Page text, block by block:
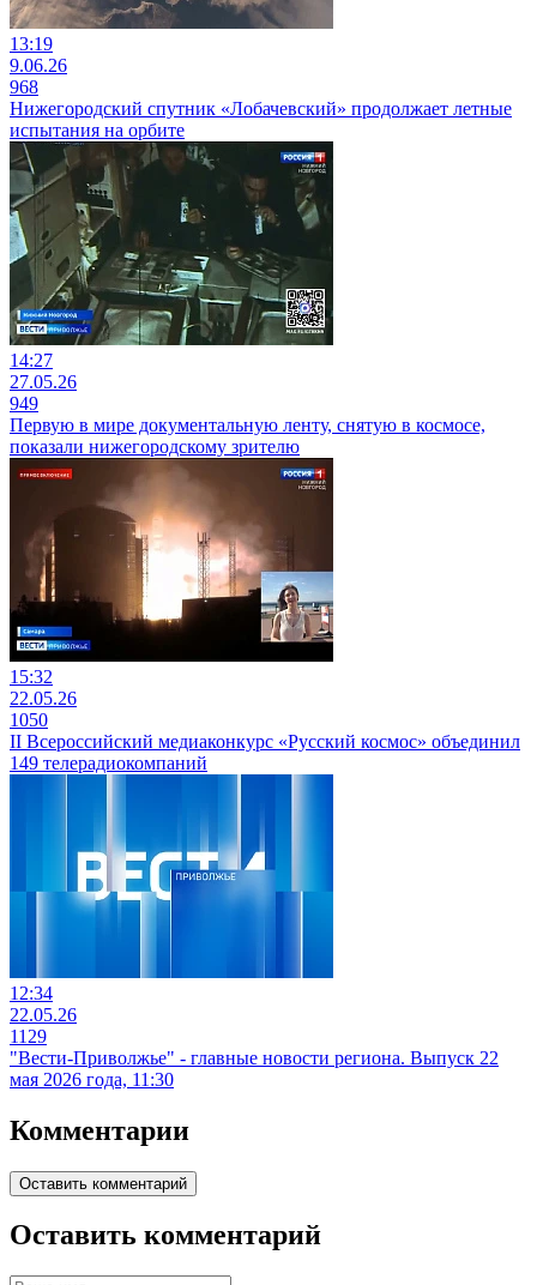
13:19
9.06.26
968
Нижегородский спутник «Лобачевский» продолжает летные
испытания на орбите
14:27
27.05.26
949
Первую в мире документальную ленту, снятую в космосе,
показали нижегородскому зрителю
15:32
22.05.26
1050
II Всероссийский медиаконкурс «Русский космос» объединил
149 телерадиокомпаний
12:34
22.05.26
1129
"Вести-Приволжье" - главные новости региона. Выпуск 22
мая 2026 года, 11:30
Комментарии
Оставить комментарий
Оставить комментарий